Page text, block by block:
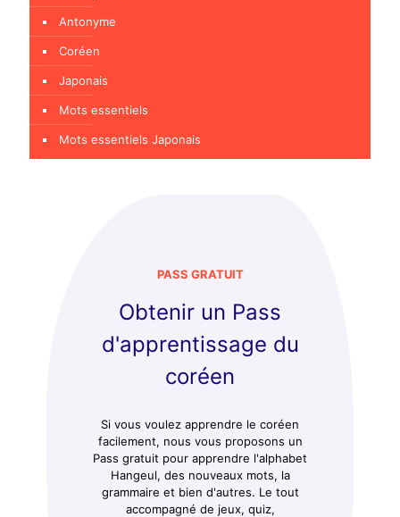
Antonyme
Coréen
Japonais
Mots essentiels
Mots essentiels Japonais
PASS GRATUIT
Obtenir un Pass
d'apprentissage du
coréen
Si vous voulez apprendre le coréen
facilement, nous vous proposons un
Pass gratuit pour apprendre l'alphabet
Hangeul, des nouveaux mots, la
grammaire et bien d'autres. Le tout
accompagné de jeux, quiz,